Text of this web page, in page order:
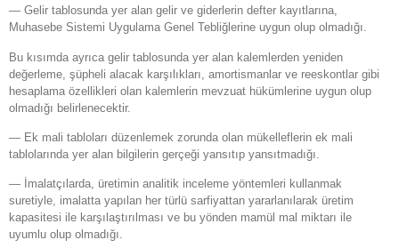
— Gelir tablosunda yer alan gelir ve giderlerin defter kayıtlarına,
Muhasebe Sistemi Uygulama Genel Tebliğlerine uygun olup olmadığı.
Bu kısımda ayrıca gelir tablosunda yer alan kalemlerden yeniden
değerleme, şüpheli alacak karşılıkları, amortismanlar ve reeskontlar gibi
hesaplama özellikleri olan kalemlerin mevzuat hükümlerine uygun olup
olmadığı belirlenecektir.
— Ek mali tabloları düzenlemek zorunda olan mükelleflerin ek mali
tablolarında yer alan bilgilerin gerçeği yansıtıp yansıtmadığı.
— İmalatçılarda, üretimin analitik inceleme yöntemleri kullanmak
suretiyle, imalatta yapılan her türlü sarfiyattan yararlanılarak üretim
kapasitesi ile karşılaştırılması ve bu yönden mamül mal miktarı ile
uyumlu olup olmadığı.